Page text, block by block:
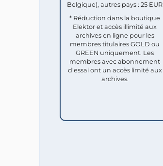
Belgique), autres pays : 25 EUR
* Réduction dans la boutique
Elektor et accès illimité aux
archives en ligne pour les
membres titulaires GOLD ou
GREEN uniquement. Les
membres avec abonnement
d'essai ont un accès limité aux
archives.